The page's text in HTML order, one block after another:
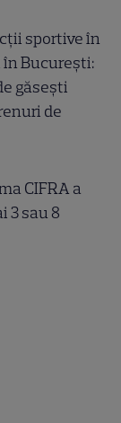
sportive în
București:
găsești
de
CIFRA a
3 sau 8